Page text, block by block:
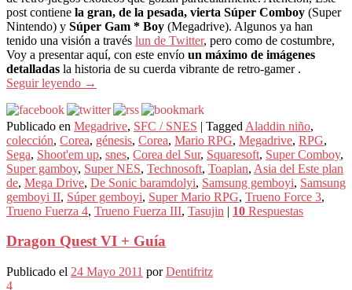
post contiene la gran, de la pesada, vierta Súper Comboy (Super
Nintendo) y Súper Gam * Boy (Megadrive). Algunos ya han
tenido una visión a través lun de Twitter, pero como de costumbre,
Voy a presentar aquí, con este envío un máximo de imágenes
detalladas la historia de su cuerda vibrante de retro-gamer .
Seguir leyendo →
Publicado en Megadrive, SFC / SNES | Tagged Aladdin niño,
colección, Corea, génesis, Corea, Mario RPG, Megadrive, RPG,
Sega, Shoot'em up, snes, Corea del Sur, Squaresoft, Super Comboy,
Super gamboy, Super NES, Technosoft, Toaplan, Asia del Este plan
de, Mega Drive, De Sonic baramdolyi, Samsung gemboyi, Samsung
gemboyi II, Súper gemboyi, Super Mario RPG, Trueno Force 3,
Trueno Fuerza 4, Trueno Fuerza III, Tasujin | 10 Respuestas
Dragon Quest VI + Guía
Publicado el 24 Mayo 2011 porDentifritz
4